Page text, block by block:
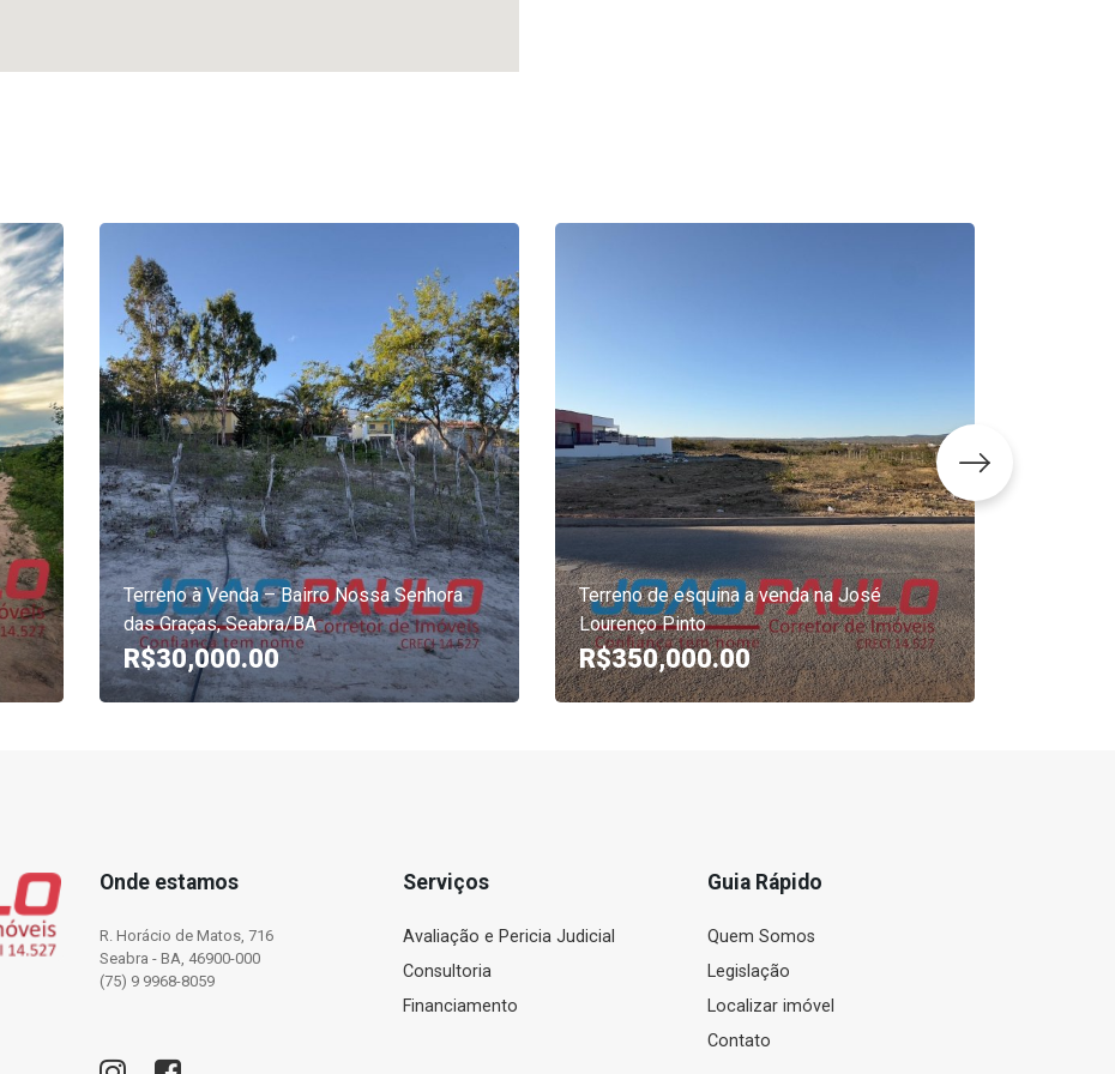
Terreno à Venda – Bairro Nossa Senhora
das Graças, Seabra/BA
R$30,000.00
Terreno de esquina a venda na José
Lourenço Pinto
R$350,000.00
Onde estamos
R. Horácio de Matos, 716
Seabra - BA, 46900-000
(75) 9 9968-8059
Serviços
Avaliação e Pericia Judicial
Consultoria
Financiamento
Guia Rápido
Quem Somos
Legislação
Localizar imóvel
Contato